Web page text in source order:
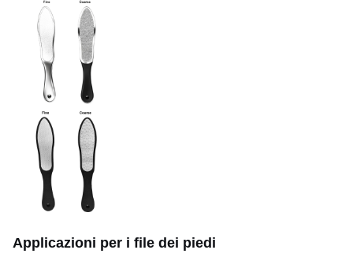
Industria
Applicazioni per i file dei piedi